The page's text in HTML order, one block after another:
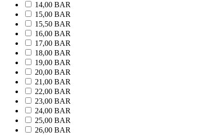
14,00 BAR
15,00 BAR
15,50 BAR
16,00 BAR
17,00 BAR
18,00 BAR
19,00 BAR
20,00 BAR
21,00 BAR
22,00 BAR
23,00 BAR
24,00 BAR
25,00 BAR
26,00 BAR